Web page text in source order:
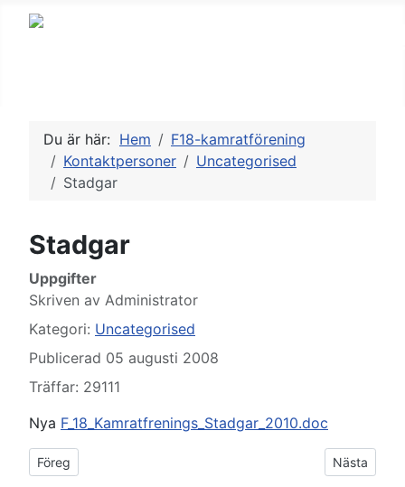
Du är här: Hem
F18-kamratförening
Kontaktpersoner
Uncategorised
Stadgar
Stadgar
Uppgifter
Skriven av Administrator
Kategori: Uncategorised
Publicerad 05 augusti 2008
Träffar: 29111
Nya F_18_Kamratfrenings_Stadgar_2010.doc
Föregående artikel: test front
Föreg Nästa
Nästa